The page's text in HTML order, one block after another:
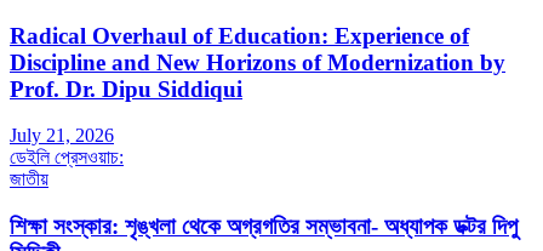
Radical Overhaul of Education: Experience of
Discipline and New Horizons of Modernization by
Prof. Dr. Dipu Siddiqui
July 21, 2026
ডেইলি প্রেসওয়াচ:
জাতীয়
শিক্ষা সংস্কার: শৃঙ্খলা থেকে অগ্রগতির সম্ভাবনা- অধ্যাপক ডক্টর দিপু